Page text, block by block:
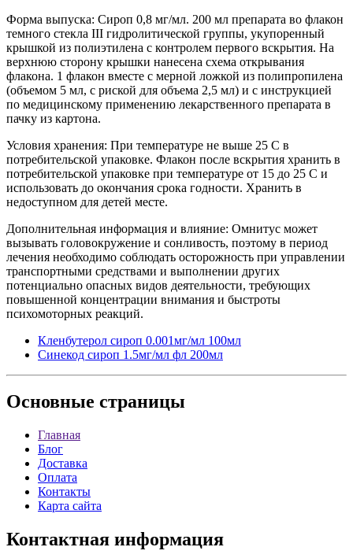
Форма выпуска: Сироп 0,8 мг/мл. 200 мл препарата во флакон
темного стекла III гидролитической группы, укупоренный
крышкой из полиэтилена с контролем первого вскрытия. На
верхнюю сторону крышки нанесена схема открывания
флакона. 1 флакон вместе с мерной ложкой из полипропилена
(объемом 5 мл, с риской для объема 2,5 мл) и с инструкцией
по медицинскому применению лекарственного препарата в
пачку из картона.
Условия хранения: При температуре не выше 25 С в
потребительской упаковке. Флакон после вскрытия хранить в
потребительской упаковке при температуре от 15 до 25 С и
использовать до окончания срока годности. Хранить в
недоступном для детей месте.
Дополнительная информация и влияние: Омнитус может
вызывать головокружение и сонливость, поэтому в период
лечения необходимо соблюдать осторожность при управлении
транспортными средствами и выполнении других
потенциально опасных видов деятельности, требующих
повышенной концентрации внимания и быстроты
психомоторных реакций.
Кленбутерол сироп 0.001мг/мл 100мл
Синекод сироп 1.5мг/мл фл 200мл
Основные страницы
Главная
Блог
Доставка
Оплата
Контакты
Карта сайта
Контактная информация